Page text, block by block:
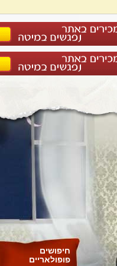
חיפושים
פופולאריים